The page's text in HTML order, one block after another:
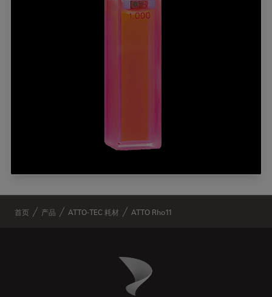
首页 产品 ATTO-TEC 耗材 ATTO Rho11
Danaher Logo